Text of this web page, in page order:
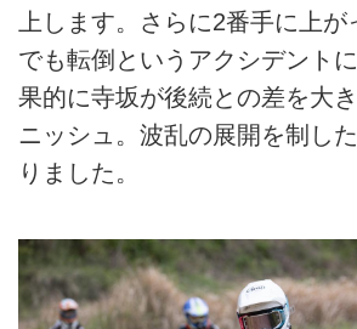
上します。さらに2番手に上が
でも転倒というアクシデント
果的に寺坂が後続との差を大
ニッシュ。波乱の展開を制し
りました。